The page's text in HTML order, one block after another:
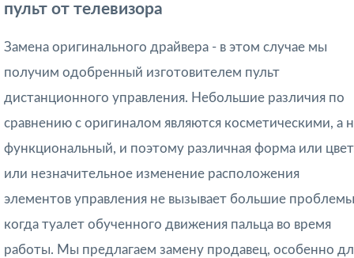
пульт от телевизора
Замена оригинального драйвера - в этом случае мы
получим одобренный изготовителем пульт
дистанционного управления. Небольшие различия по
сравнению с оригиналом являются косметическими, а
функциональный, и поэтому различная форма или
или незначительное изменение расположения
элементов управления не вызывает большие
когда туалет обученного движения пальца во время
работы. Мы предлагаем замену продавец, особенно